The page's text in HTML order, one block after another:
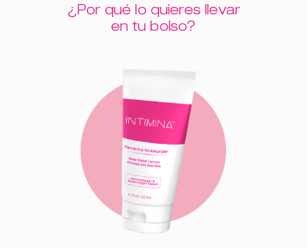
¿Por qué lo quieres llevar
en tu bolso?